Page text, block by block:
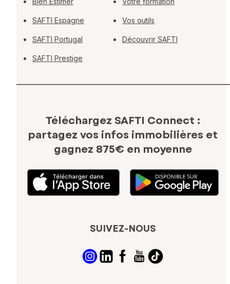
SAFTI Espagne
SAFTI Portugal
SAFTI Prestige
Vos outils
Découvrir SAFTI
Téléchargez SAFTI Connect :
partagez vos infos immobilières et
gagnez 875€ en moyenne
SUIVEZ-NOUS